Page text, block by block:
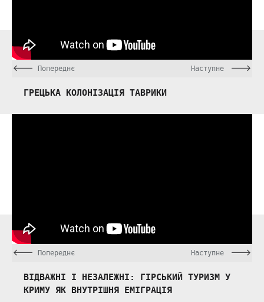
Наступне
Попереднє
ГРЕЦЬКА КОЛОНІЗАЦІЯ ТАВРИКИ
Наступне
Попереднє
ВІДВАЖНІ І НЕЗАЛЕЖНІ: ГІРСЬКИЙ ТУРИЗМ У
КРИМУ ЯК ВНУТРІШНЯ ЕМІГРАЦІЯ